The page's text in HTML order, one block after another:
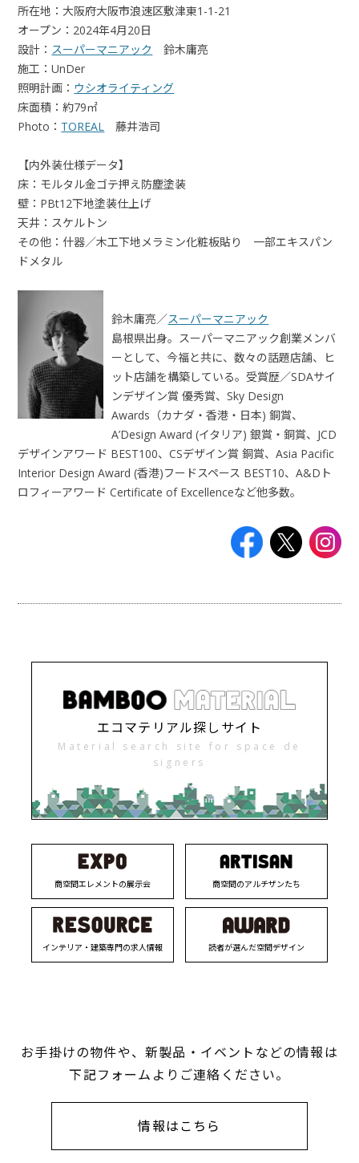
所在地：大阪府大阪市浪速区敷津東1-1-21
オープン：2024年4月20日
設計： スーパーマニアック
鈴木庸亮
施工：UnDer
照明計画： ウシオライティング
床面積：約79㎡
Photo： TOREAL 藤井浩司
【内外装仕様データ】
床：モルタル金ゴテ押え防塵塗装
壁：PBt12下地塗装仕上げ
天井：スケルトン
その他：什器／木工下地メラミン化粧板貼り 一部エキスパン
ドメタル
鈴木庸亮／スーパーマニアック
島根県出身。スーパーマニアック創業メンバ
ーとして、今福と共に、数々の話題店舗、ヒ
ット店舗を構築している。受賞歴／SDAサイ
ンデザイン賞 優秀賞、Sky Design
Awards（カナダ・香港・日本) 銅賞、
A’Design Award (イタリア) 銀賞・銅賞、JCD
デザインアワード BEST100、CSデザイン賞 銅賞、Asia Pacific
Interior Design Award (香港)フードスペース BEST10、A&Dト
ロフィーアワード Certificate of Excellenceなど他多数。
エコマテリアル探しサイト
Material search site for space de
signers
商空間エレメントの展示会 商空間のアルチザンたち
インテリア・建築専門の求人情報 読者が選んだ空間デザイン
お手掛けの物件や、新製品・イベントなどの情報は
下記フォームよりご連絡ください。
情報はこちら